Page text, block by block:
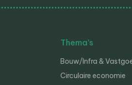
Thema’s
Bouw/Infra &
Circulaire economie